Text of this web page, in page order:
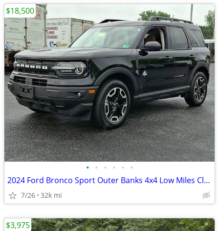
• • • • • •
2024 Ford Bronco Sport Outer Banks 4x4 Low Miles Clean SUV
7/26 32k mi
$18,500
$3,975